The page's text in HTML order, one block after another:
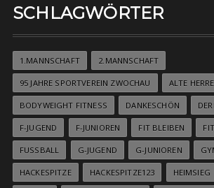
SCHLAGWÖRTER
1.MANNSCHAFT 2.MANNSCHAFT
95 JAHRE SPORTVEREIN ZWOCHAU ALTE
BODYWEIGHT FITNESS DANKESCHÖN
F-JUGEND F-JUNIOREN FIT BLEIBEN
FUSSBALL G-JUGEND G-JUNIOREN
HACKESPITZE HACKESPITZE123 HEIMSIEG